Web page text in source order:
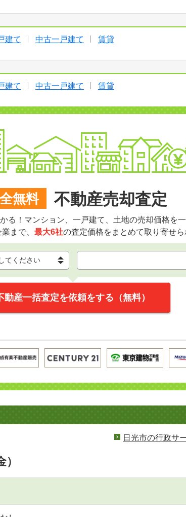
建て 中古一戸建て 賃貸
建て 中古一戸建て 賃貸
無料 不動産売却査定
る！マンション、一戸建て、土地の売却価格を一
まで、 最大6社の査定価格をまとめて取り寄せら
動産一括査定を依頼をする（無料）
日光市の行政サ